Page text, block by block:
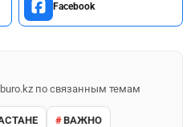
Facebook
по связанным темам
ВАЖНО